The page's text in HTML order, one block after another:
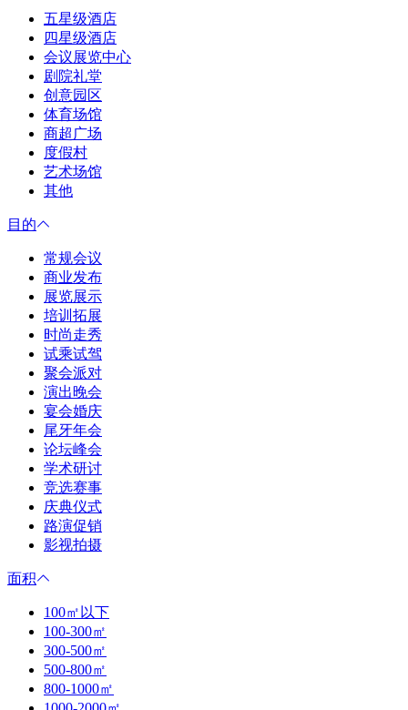
五星级酒店
四星级酒店
会议展览中心
剧院礼堂
创意园区
体育场馆
商超广场
度假村
艺术场馆
其他
目的
常规会议
商业发布
展览展示
培训拓展
时尚走秀
试乘试驾
聚会派对
演出晚会
宴会婚庆
尾牙年会
论坛峰会
学术研讨
竞选赛事
庆典仪式
路演促销
影视拍摄
面积
100㎡以下
100-300㎡
300-500㎡
500-800㎡
800-1000㎡